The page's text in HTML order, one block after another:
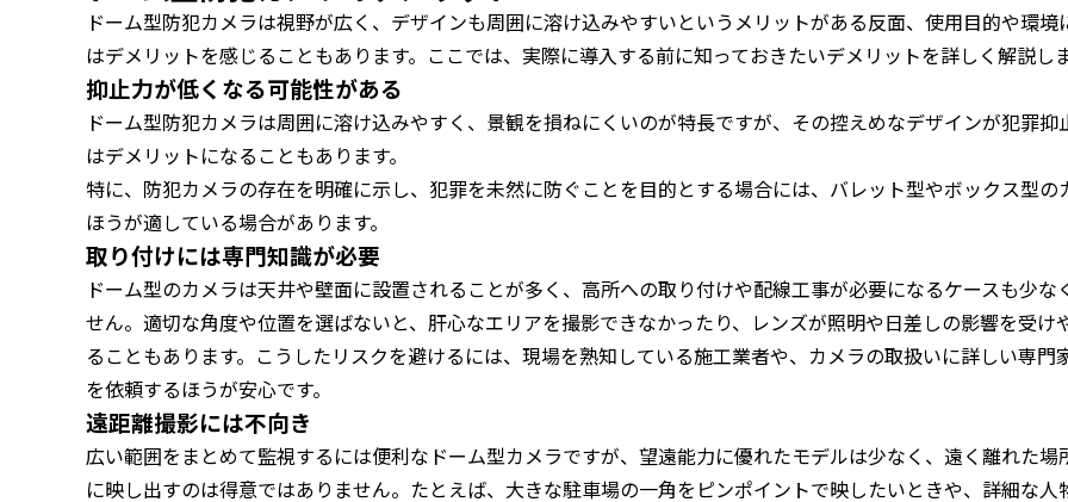
ドーム型防犯カメラは視野が広く、デザインも周囲に溶け込みやすいというメリットがある反面、使用目的や環境
はデメリットを感じることもあります。ここでは、実際に導入する前に知っておきたいデメリットを詳しく解説し
抑止力が低くなる可能性がある
ドーム型防犯カメラは周囲に溶け込みやすく、景観を損ねにくいのが特長ですが、その控えめなデザインが犯罪抑
はデメリットになることもあります。
特に、防犯カメラの存在を明確に示し、犯罪を未然に防ぐことを目的とする場合には、バレット型やボックス型の
ほうが適している場合があります。
取り付けには専門知識が必要
ドーム型のカメラは天井や壁面に設置されることが多く、高所への取り付けや配線工事が必要になるケースも少な
せん。適切な角度や位置を選ばないと、肝心なエリアを撮影できなかったり、レンズが照明や日差しの影響を受け
ることもあります。こうしたリスクを避けるには、現場を熟知している施工業者や、カメラの取扱いに詳しい専門
を依頼するほうが安心です。
遠距離撮影には不向き
広い範囲をまとめて監視するには便利なドーム型カメラですが、望遠能力に優れたモデルは少なく、遠く離れた場
に映し出すのは得意ではありません。たとえば、大きな駐車場の一角をピンポイントで映したいときや、詳細な人